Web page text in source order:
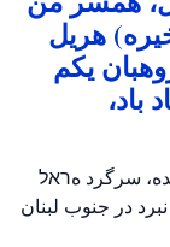
هریل
یکم
باد،
سرگرد هראל
در جنوب لبنان